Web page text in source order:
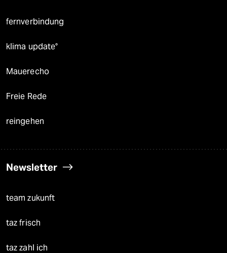
fernverbindung
klima update°
Mauerecho
Freie Rede
reingehen
Newsletter
team zukunft
taz frisch
taz zahl ich